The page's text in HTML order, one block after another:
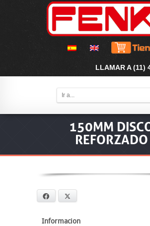
LLAMAR A (11)
150MM
REFORZADO
Facebook
Informacion